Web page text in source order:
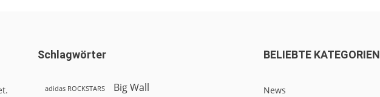
Schlagwörter
adidas ROCKSTARS Big Wall
BELIEBTE KATEGORIEN
News